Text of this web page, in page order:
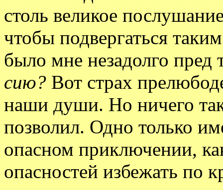
столь великое
чтобы подвергаться
было мне незадолго пред
сию? Вот страх
наши души. Но ничего
позволил. Одно только
опасном приключении,
опасностей избежать по